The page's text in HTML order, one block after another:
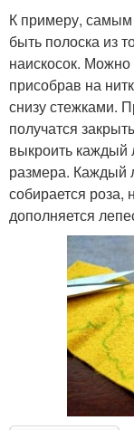
К примеру,
быть полоска из
наискосок.
присобрав на
снизу стежками.
получатся
выкроить каждый
размера. Каждый
собирается роза,
дополняется